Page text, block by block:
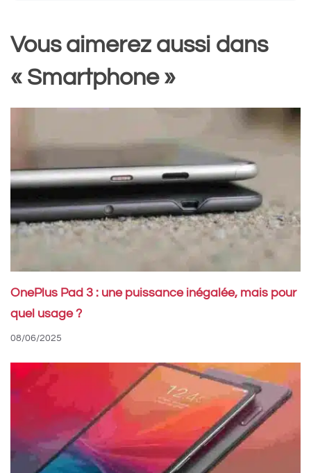
Vous aimerez aussi dans
« Smartphone »
OnePlus Pad 3 : une puissance inégalée, mais pour
quel usage ?
08/06/2025